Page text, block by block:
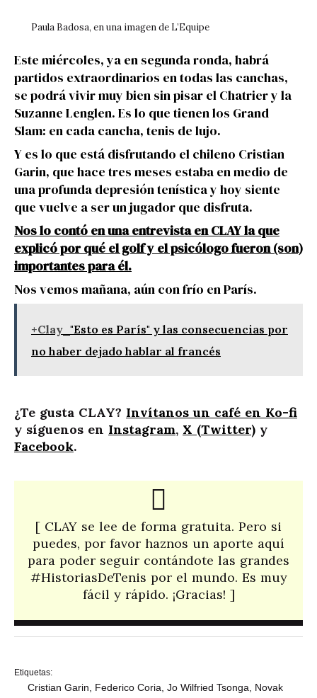
Paula Badosa, en una imagen de L’Equipe
Este miércoles, ya en segunda ronda, habrá
partidos extraordinarios en todas las canchas,
se podrá vivir muy bien sin pisar el Chatrier y la
Suzanne Lenglen. Es lo que tienen los Grand
Slam: en cada cancha, tenis de lujo.
Y es lo que está disfrutando el chileno Cristian
Garin, que hace tres meses estaba en medio de
una profunda depresión tenística y hoy siente
que vuelve a ser un jugador que disfruta.
Nos lo contó en una entrevista en CLAY la que
explicó por qué el golf y el psicólogo fueron (son)
importantes para él.
Nos vemos mañana, aún con frío en París.
+Clay "Esto es París" y las consecuencias por
no haber dejado hablar al francés
¿Te gusta CLAY? Invítanos un café en Ko-fi
y síguenos en Instagram, X (Twitter) y
Facebook.
[ CLAY se lee de forma gratuita. Pero si
puedes, por favor haznos un aporte aquí
para poder seguir contándote las grandes
#HistoriasDeTenis por el mundo. Es muy
fácil y rápido. ¡Gracias! ]​
Etiquetas:
Cristian Garin Federico Coria Jo Wilfried Tsonga
Novak